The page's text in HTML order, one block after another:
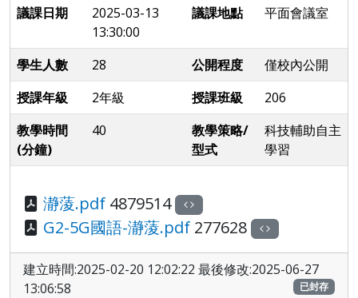
議課日期
2025-03-13
13:30:00
議課地點 平面會議室
學生人數 28 公開程度
僅校內公開
授課年級
2年級 授課班級
206
教學時間
(分鐘)
40
教學策略/
型式
科技輔助自主
學習
瀞蔆.pdf 4879514
G2-5G國語-瀞蔆.pdf 277628
建立時間:2025-02-20 12:02:22 最後修改:2025-06-27
13:06:58
已封存